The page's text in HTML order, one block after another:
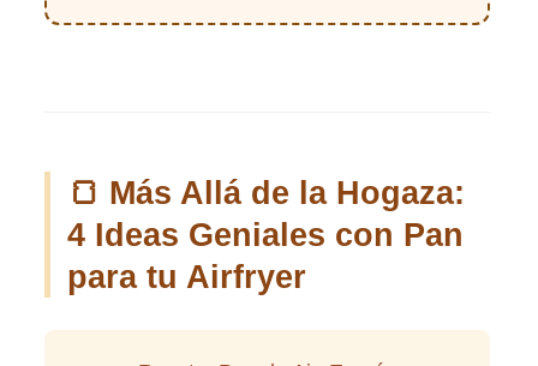
🍞 Más Allá de la Hogaza:
4 Ideas Geniales con Pan
para tu Airfryer